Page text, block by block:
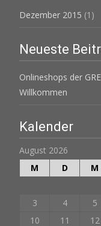
Dezember 2015 (1)
Neueste
Onlineshops der
Willkommen
Kalender
August 2026
M
D M
3
4 5
10
11 12